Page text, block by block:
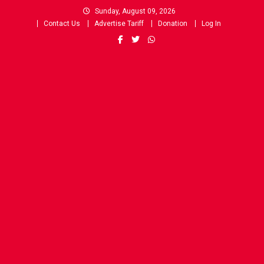
Sunday, August 09, 2026
Contact Us
Advertise Tariff Donation Log In